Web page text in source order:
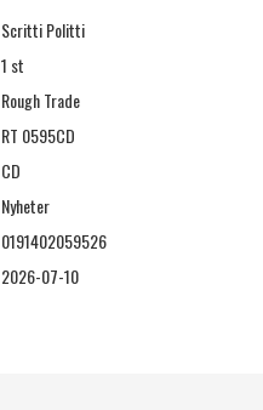
Scritti Politti
1 st
Rough Trade
RT 0595CD
CD
Nyheter
0191402059526
2026-07-10